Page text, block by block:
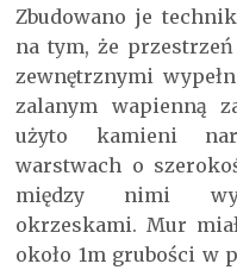
Zbudowano je
na tym, że
zewnętrznymi
zalanym wapienną
użyto kamieni
warstwach o
między nimi
okrzeskami. Mur
około 1m grubości w